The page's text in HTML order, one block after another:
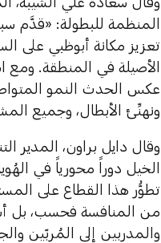
المنظمة للبطولة: «قدَّم
تعزيز مكانة أبوظبي على
الأصيلة في المنطقة. ومع
عكس الحدث النمو
ونهنِّئ الأبطال، وجميع
وقال دايل براون، المدير
الخيل دوراً محورياً في
تطوُّر هذا القطاع على
من المنافسة فحسب، بل
والمدربين إلى المُربّين